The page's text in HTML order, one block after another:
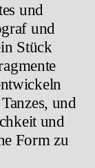
und
und
Stück
und
und
Form zu